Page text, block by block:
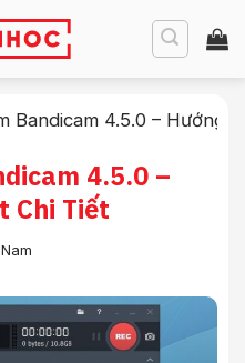
Bandicam 4.5.0 – Hướng
4.5.0 –
Chi Tiết